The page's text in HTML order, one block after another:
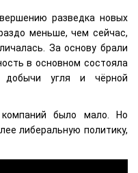
разведка новых
меньше, чем сейчас,
За основу брали
в основном состояла
добычи угля и чёрной
было мало. Но
либеральную политику,